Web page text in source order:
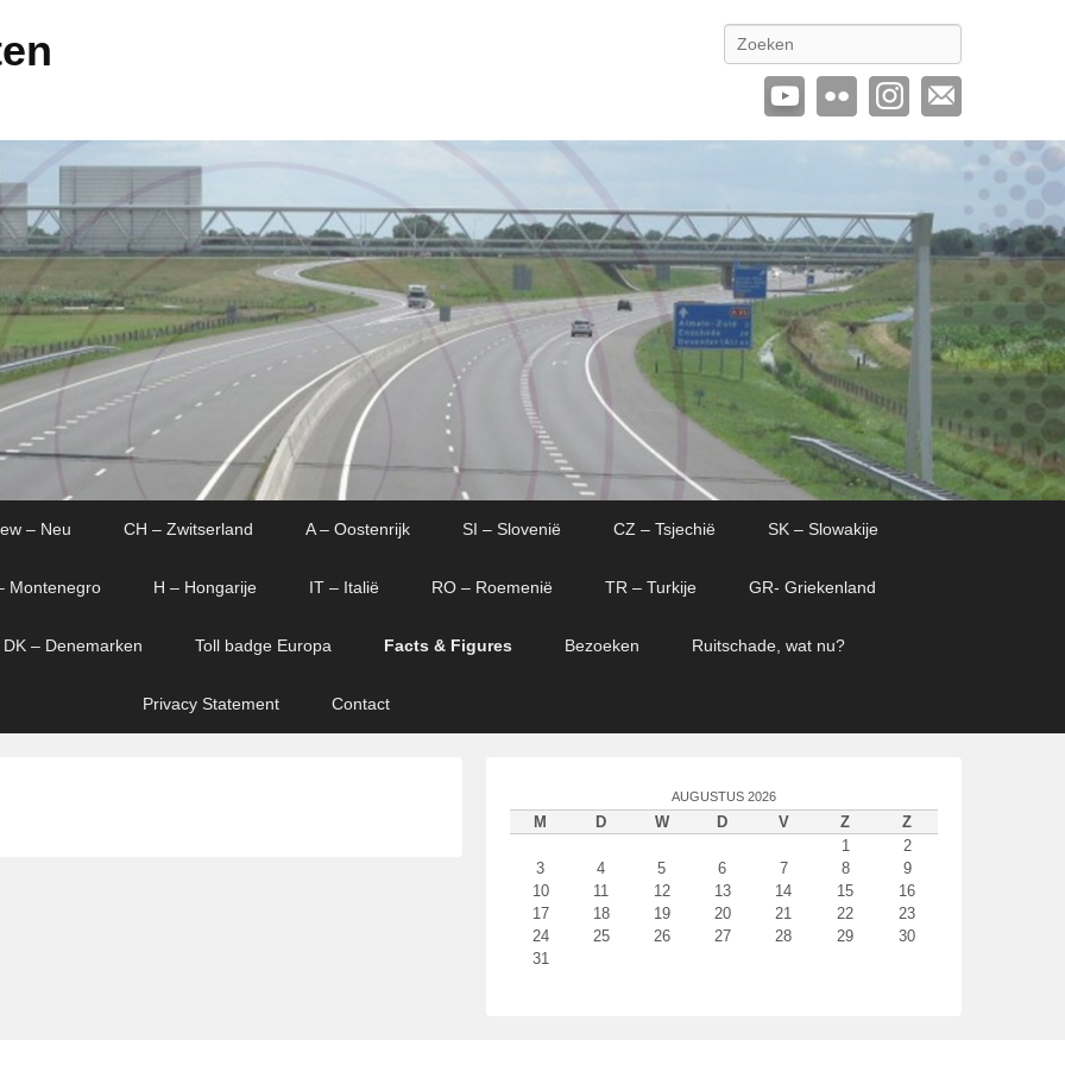
Zoeken
– Neu CH – Zwitserland A – Oostenrijk SI – Slovenië CZ – Tsjechië SK – Slowakije
Montenegro H – Hongarije IT – Italië RO – Roemenië TR – Turkije GR- Griekenland
DK – Denemarken Toll badge Europa Facts & Figures Bezoeken Ruitschade, wat nu?
Privacy Statement Contact
AUGUSTUS 2026
M D W D V Z
Z
1
2
3
4 5 6 7 8
9
10
11 12 13 14 15
16
17
18 19 20 21 22
23
24
25 26 27 28 29
30
31